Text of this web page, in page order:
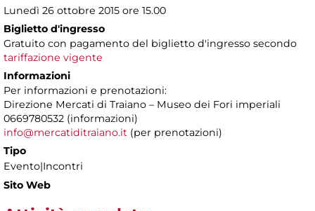
Lunedì 26 ottobre 2015 ore 15.00
Biglietto d'ingresso
Gratuito con pagamento del biglietto d'ingresso secondo
tariffazione vigente
Informazioni
Per informazioni e prenotazioni:
Direzione Mercati di Traiano – Museo dei Fori imperiali
0669780532 (informazioni)
info@mercatiditraiano.it (per prenotazioni)
Tipo
Evento|Incontri
Sito Web